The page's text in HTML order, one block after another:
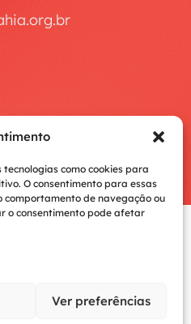
como cookies para
O consentimento para essas
comportamento de navegação ou
o consentimento pode afetar
Ver preferências